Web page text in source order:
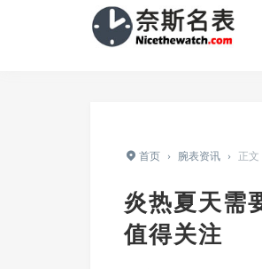
首页 › 腕表资讯 › 正文
炎热夏天需
值得关注